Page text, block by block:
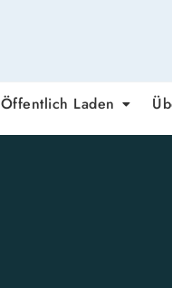
Öffentlich Laden